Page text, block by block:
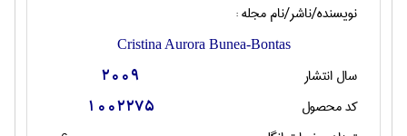
نویسنده/ناشر/نام مجله :
Cristina Aurora Bunea-Bontas
سال انتشار 2009
کد محصول 1002275